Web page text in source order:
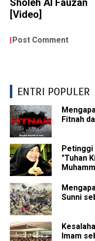
Sholeh Al Fauzan
[Video]
Post Comment
ENTRI POPULER
Fitnah
Petinggi
"Tuhan
Sunni
Imam